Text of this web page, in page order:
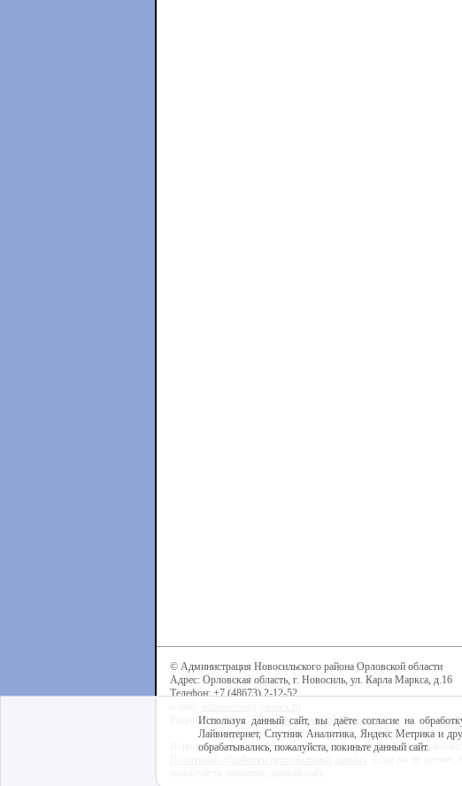
© Администрация Новосильского района Орловской области
Адрес: Орловская область, г. Новосиль, ул. Карла Маркса, д.16
Телефон: +7 (48673) 2-12-52
Разработка сайта -Центр интернет-образования
Используя данный сайт, вы даёте согласие на обработку
Используя данный сайт, вы даёте согласие на
Лайвинтернет, Спутник Аналитика, Яндекс Метрика и
обрабатывались, пожалуйста, покиньте данный сайт.